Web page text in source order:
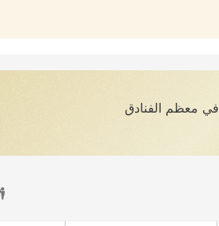
في معظم الفنادق